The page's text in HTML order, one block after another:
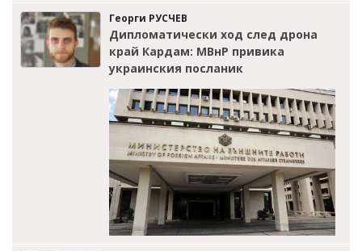
Георги РУСЧЕВ
Дипломатически ход след дрона
край Кардам: МВнР привика
украинския посланик